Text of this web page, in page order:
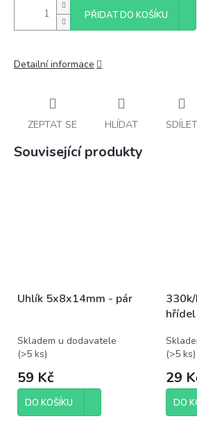
PŘIDAT DO KOŠÍKU
Detailní informace
ZEPTAT SE HLÍDAT SDÍLET
Související produkty
Uhlík 5x8x14mm - pár
Skladem u dodavatele
(>5 ks)
59 Kč
DO KOŠÍKU
(>5 ks)
29
DO